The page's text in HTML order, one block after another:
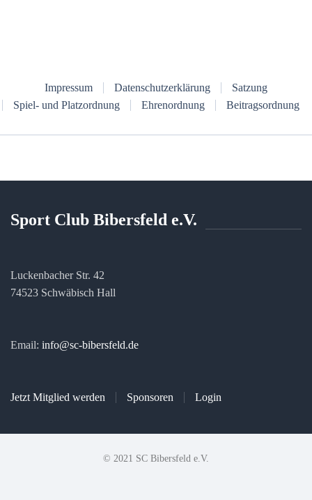
Impressum Datenschutzerklärung
Satzung
Spiel- und Platzordnung
Ehrenordnung Beitragsordnung
Sport Club Bibersfeld e.V.
Luckenbacher Str. 42
74523 Schwäbisch Hall
Email: info@sc-bibersfeld.de
Jetzt Mitglied werden Sponsoren Login
© 2021 SC Bibersfeld e.V.